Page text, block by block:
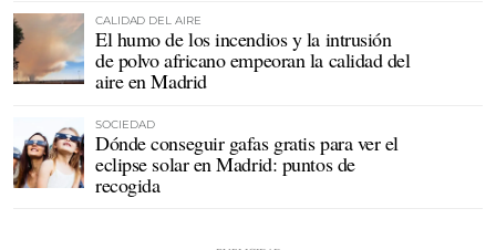
CALIDAD DEL AIRE
El humo de los incendios y la intrusión
de polvo africano empeoran la calidad del
aire en Madrid
SOCIEDAD
Dónde conseguir gafas gratis para ver el
eclipse solar en Madrid: puntos de
recogida